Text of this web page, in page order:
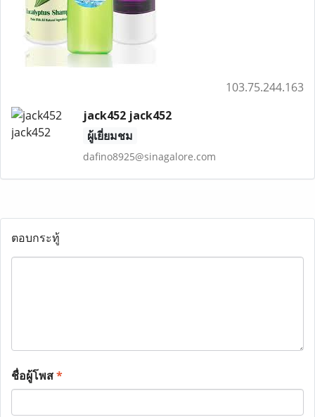
103.75.244.163
jack452 jack452
ผู้เยี่ยมชม
dafino8925@sinagalore.com
ตอบกระทู้
ชื่อผู้โพส*